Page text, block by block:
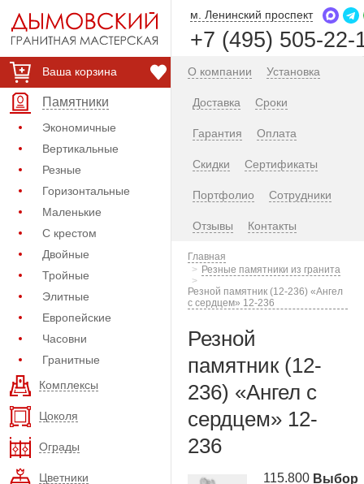
Ваша корзина
Памятники
Экономичные
Вертикальные
Резные
Горизонтальные
Маленькие
С крестом
Двойные
Тройные
Элитные
Европейские
Часовни
Гранитные
Комплексы
Цоколя
Ограды
Цветники
м. Ленинский проспект
+7 (495) 505-22-
О компании Установка
Доставка Сроки
Гарантия Оплата
Скидки Сертификаты
Портфолио Сотрудники
Отзывы Контакты
Главная
Резные памятники из гранита
Резной памятник (12-236) «Ангел
с сердцем» 12-236
Резной
памятник (12-
236) «Ангел с
сердцем» 12-
236
115.800 Выбор